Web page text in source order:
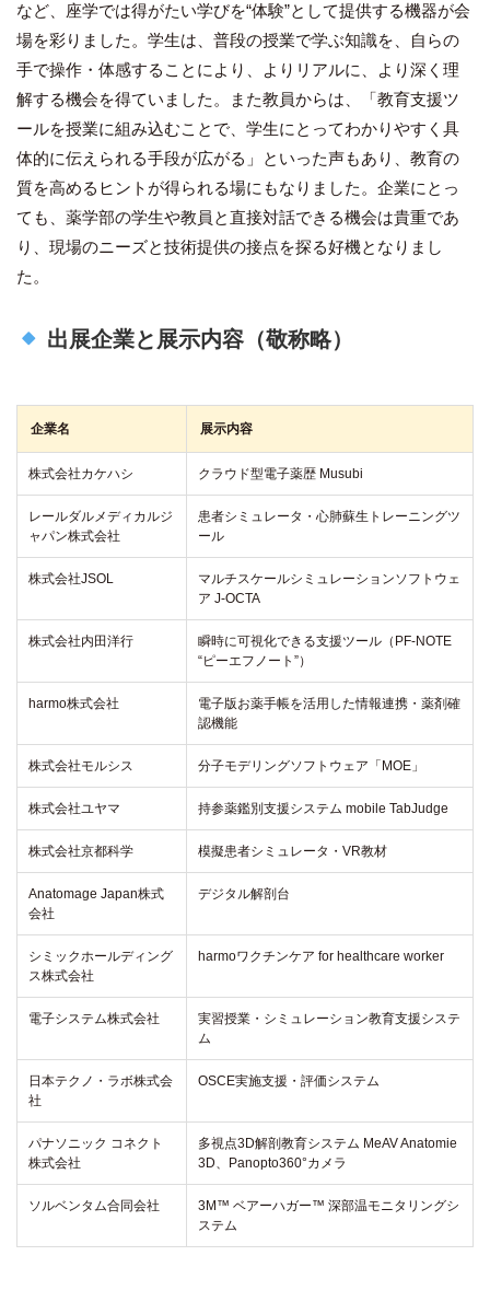
など、座学では得がたい学びを“体験”として提供する機器が会
場を彩りました。学生は、普段の授業で学ぶ知識を、自らの
手で操作・体感することにより、よりリアルに、より深く理
解する機会を得ていました。また教員からは、「教育支援ツ
ールを授業に組み込むことで、学生にとってわかりやすく具
体的に伝えられる手段が広がる」といった声もあり、教育の
質を高めるヒントが得られる場にもなりました。企業にとっ
ても、薬学部の学生や教員と直接対話できる機会は貴重であ
り、現場のニーズと技術提供の接点を探る好機となりまし
た。
出展企業と展示内容（敬称略）
企業名 展示内容
株式会社カケハシ クラウド型電子薬歴 Musubi
レールダルメディカルジ
ャパン株式会社
患者シミュレータ・心肺蘇生トレーニングツ
ール
株式会社JSOL
マルチスケールシミュレーションソフトウェ
ア J-OCTA
株式会社内田洋行
瞬時に可視化できる支援ツール（PF-NOTE
“ピーエフノート”）
harmo株式会社
電子版お薬手帳を活用した情報連携・薬剤確
認機能
株式会社モルシス 分子モデリングソフトウェア「MOE」
株式会社ユヤマ 持参薬鑑別支援システム mobile TabJudge
株式会社京都科学 模擬患者シミュレータ・VR教材
Anatomage Japan株式
会社
デジタル解剖台
シミックホールディング
ス株式会社
harmoワクチンケア for healthcare worker
電子システム株式会社
実習授業・シミュレーション教育支援システ
ム
日本テクノ・ラボ株式会
社
OSCE実施支援・評価システム
パナソニック コネクト
株式会社
多視点3D解剖教育システム MeAV Anatomie
3D、Panopto360°カメラ
ソルベンタム合同会社
3M™ ベアーハガー™ 深部温モニタリングシ
ステム